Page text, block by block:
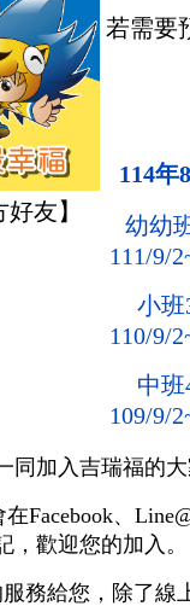
友】
若需要
114年
幼幼
111/9/2
小班
110/9/2
中
109/9/2
同加入吉瑞福的
Facebook、
，歡迎您的加入。
務給您，除了線